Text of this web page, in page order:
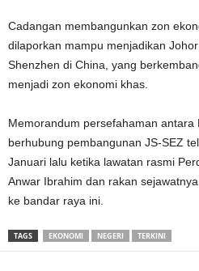
Cadangan membangunkan zon
dilaporkan mampu menjadikan
Shenzhen di China, yang
menjadi zon ekonomi khas.
Memorandum persefahaman antara
berhubung pembangunan JS-SEZ
Januari lalu ketika lawatan rasmi
Anwar Ibrahim dan rakan
ke bandar raya ini.
TAGS EKONOMI NEGERI TERKINI